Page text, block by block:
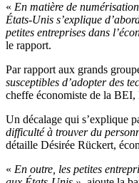
« En matière de
États-Unis s’explique
petites entreprises dans
le rapport.
Par rapport aux grands
susceptibles d’adopter des
cheffe économiste de la
Un décalage qui s’explique
difficulté à trouver du
détaille Désirée Rückert,
« En outre, les petites